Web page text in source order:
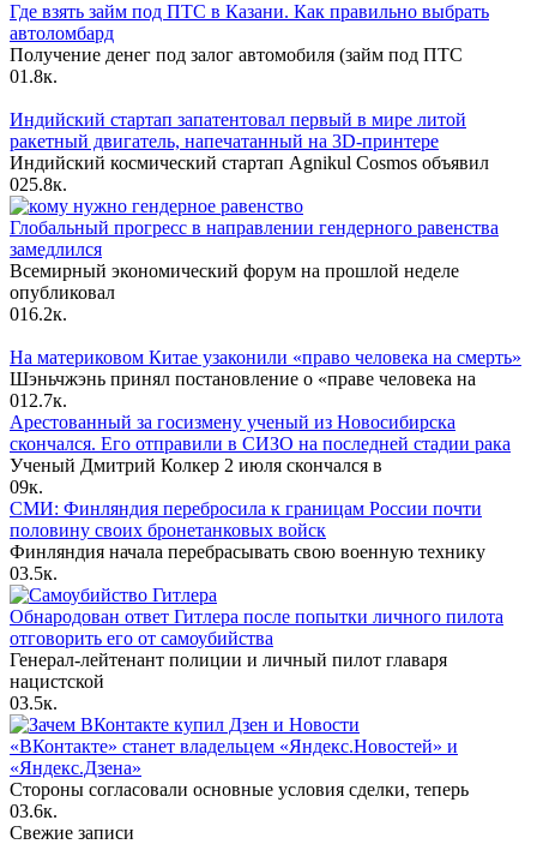
Где взять займ под ПТС в Казани. Как правильно выбрать
автоломбард
Получение денег под залог автомобиля (займ под ПТС
01.8к.
Индийский стартап запатентовал первый в мире литой
ракетный двигатель, напечатанный на 3D-принтере
Индийский космический стартап Agnikul Cosmos объявил
025.8к.
Глобальный прогресс в направлении гендерного равенства
замедлился
Всемирный экономический форум на прошлой неделе
опубликовал
016.2к.
На материковом Китае узаконили «право человека на смерть»
Шэньчжэнь принял постановление о «праве человека на
012.7к.
Арестованный за госизмену ученый из Новосибирска
скончался. Его отправили в СИЗО на последней стадии рака
Ученый Дмитрий Колкер 2 июля скончался в
09к.
СМИ: Финляндия перебросила к границам России почти
половину своих бронетанковых войск
Финляндия начала перебрасывать свою военную технику
03.5к.
Обнародован ответ Гитлера после попытки личного пилота
отговорить его от самоубийства
Генерал-лейтенант полиции и личный пилот главаря
нацистской
03.5к.
«ВКонтакте» станет владельцем «Яндекс.Новостей» и
«Яндекс.Дзена»
Стороны согласовали основные условия сделки, теперь
03.6к.
Свежие записи